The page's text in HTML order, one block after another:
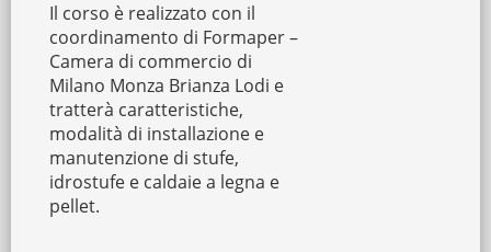
Il corso è realizzato con il
coordinamento di Formaper –
Camera di commercio di
Milano Monza Brianza Lodi e
tratterà caratteristiche,
modalità di installazione e
manutenzione di stufe,
idrostufe e caldaie a legna e
pellet.